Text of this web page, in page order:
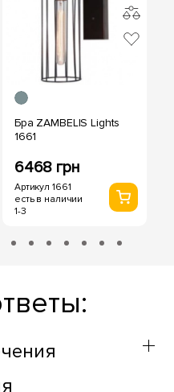
Бра ZAMBELIS Lights
1661
6468 грн
Артикул 1661
есть в наличии
1-3